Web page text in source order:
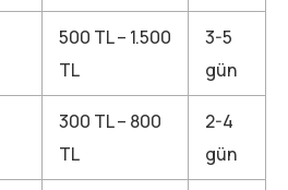
500 TL – 1.500
TL
3-5
gün
300 TL – 800
TL
2-4
gün